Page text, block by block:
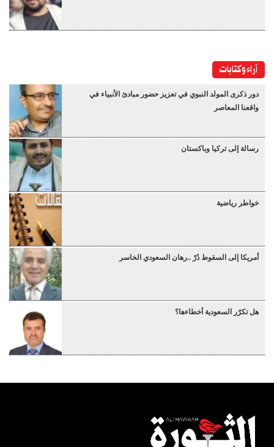
آراء وكتابات
دور ذكرى المولد النبوي في تعزيز حضور مبادئ الأنبياء في
واقعنا المعاصر
رسالة إلى تركيا وباكستان
خواطر رياضية
أمريكا إلى السقوط دُرْ ..رهان السعودي الخاسر
هل تكرّر السعودية أخطاءها؟